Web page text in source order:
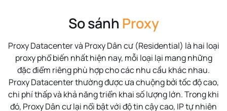
So sánh Proxy
Proxy Datacenter và Proxy Dân cư (Residential) là hai loại
proxy phổ biến nhất hiện nay, mỗi loại lại mang những
đặc điểm riêng phù hợp cho các nhu cầu khác nhau.
Proxy Datacenter thường được ưa chuộng bởi tốc độ cao,
chi phí thấp và khả năng triển khai số lượng lớn. Trong khi
đó, Proxy Dân cư lại nổi bật với độ tin cậy cao, IP tự nhiên